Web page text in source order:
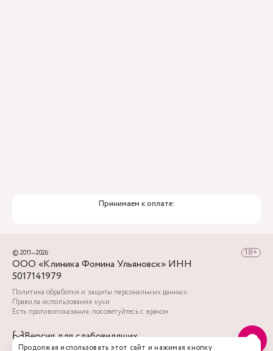
Принимаем к оплате:
© 2011—2026
ООО «Клиника Фомина Ульяновск» ИНН
5017141979
Политика обработки и защиты персональных данных
Правила использования куки
Есть противопоказания, посоветуйтесь с врачом.
Версия для слабовидящих
Продолжая использовать этот сайт и нажимая кнопку